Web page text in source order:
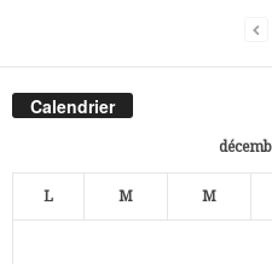
Calendrier
L M M